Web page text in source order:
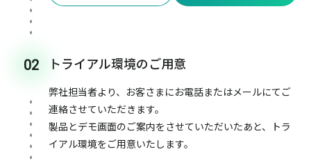
02 トライアル環境のご用意
弊社担当者より、お客さまにお電話またはメールにてご
連絡させていただきます。
製品とデモ画面のご案内をさせていただいたあと、トラ
イアル環境をご用意いたします。